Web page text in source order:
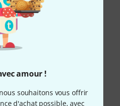
amour !
souhaitons vous offrir
d'achat possible, avec
headphones amp
Ramirez 01.06.2025
really very happy and I can